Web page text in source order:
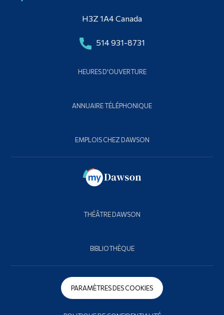
H3Z 1A4 Canada
514 931-8731
HEURES D'OUVERTURE
ANNUAIRE TÉLÉPHONIQUE
EMPLOIS CHEZ DAWSON
THÉÂTRE DAWSON
BIBLIOTHÈQUE
PARAMÈTRES DES COOKIES